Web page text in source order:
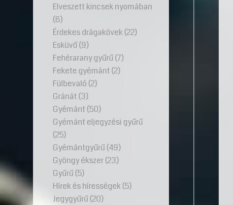
Elveszett kincsek nyomában
(6)
Érdekes drágakövek(22)
Esküvő(9)
Fehérarany gyűrű(7)
Fekete gyémánt (2)
Fülbevaló (2)
Gránát (3)
Gyémánt (50)
Gyémánt eljegyzési gyűrű
(25)
Gyémántgyűrű(49)
Gyöngy ékszer(23)
Gyűrű(5)
Hírek és hírességek(5)
Jegygyűrű(20)